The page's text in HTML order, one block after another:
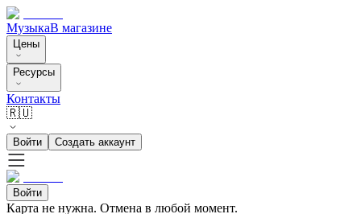
МузыкаВ магазине
Цены
Ресурсы
Контакты
🇷🇺
Войти Создать аккаунт
Войти
Карта не нужна. Отмена в любой момент.